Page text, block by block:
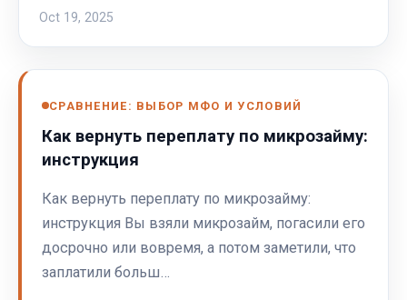
Oct 19, 2025
СРАВНЕНИЕ: ВЫБОР МФО И УСЛОВИЙ
Как вернуть переплату по микрозайму:
инструкция
Как вернуть переплату по микрозайму:
инструкция Вы взяли микрозайм, погасили его
досрочно или вовремя, а потом заметили, что
заплатили больш…